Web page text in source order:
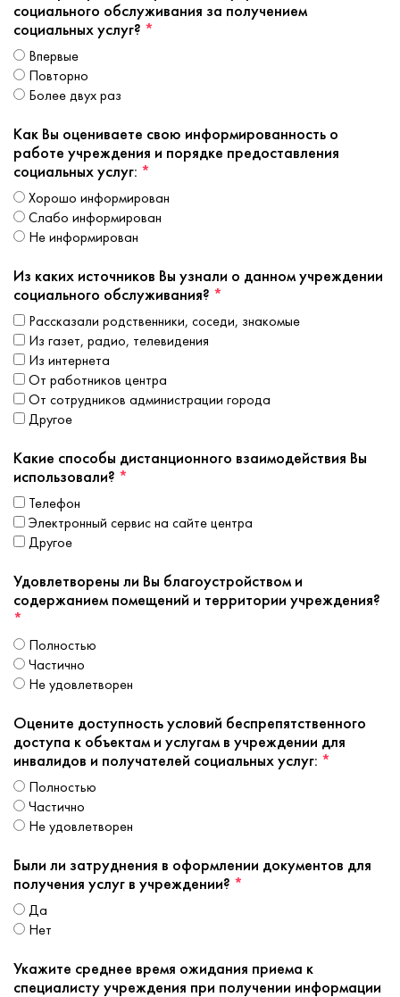
социального обслуживания за получением
социальных услуг? *
впервые
повторно
более двух раз
Как Вы оцениваете свою информированность о
работе учреждения и порядке предоставления
социальных услуг: *
хорошо информирован
слабо информирован
не информирован
Из каких источников Вы узнали о данном учреждении
социального обслуживания? *
рассказали родственники, соседи, знакомые
из газет, радио, телевидения
из интернета
от работников центра
от сотрудников администрации города
другое
Какие способы дистанционного взаимодействия Вы
использовали? *
телефон
электронный сервис на сайте центра
другое
Удовлетворены ли Вы благоустройством и
содержанием помещений и территории учреждения?
*
полностью
частично
не удовлетворен
Оцените доступность условий беспрепятственного
доступа к объектам и услугам в учреждении для
инвалидов и получателей социальных услуг: *
полностью
частично
не удовлетворен
Были ли затруднения в оформлении документов для
получения услуг в учреждении? *
да
нет
Укажите среднее время ожидания приема к
специалисту учреждения при получении информации